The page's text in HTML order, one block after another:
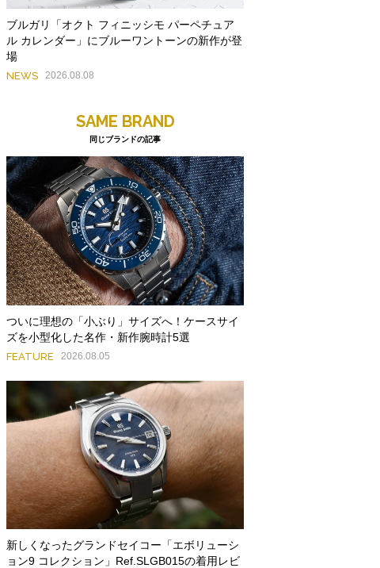
ブルガリ「オクト フィニッシモ パーペチュア
ル カレンダー」にブルーワントーンの新作が登
場
NEWS 2026.08.08
SAME BRAND
同じブランドの記事
ついに理想の「小ぶり」サイズへ！ケースサイ
ズを小型化した名作・新作腕時計5選
FEATURE 2026.08.05
新しくなったグランドセイコー「エボリューシ
ョン9 コレクション」Ref.SLGB015の着用レビ